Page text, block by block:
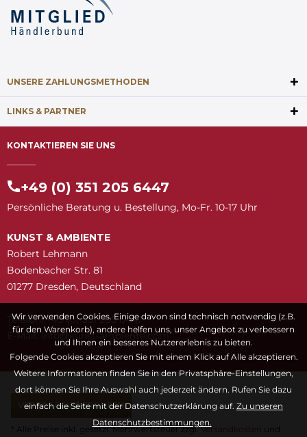
UNSERE ZAHLUNGSMETHODEN
LINKS & PARTNER
KONTAKTIEREN SIE UNS
+49 (0) 351 205 6447
Persönliche Beratung u. Bestellung, Mo-Fr. 10-17 Uhr
KUNST & AMBIENTE
Robert Lehmann
Bodenbacher Str. 81
01277 Dresden, Deutschland
Telefon: +49 (0) 351 205 6447
E-Mail:
moc.etneibma-t
snuk@ofni
VERTRAG WIDERRUFEN
* Alle Preise inkl. gesetzl. Mehrwertsteuer zzgl.Versandkosten und
Wir verwenden Cookies. Einige davon sind technisch notwendig (z.B.
für den Warenkorb), andere helfen uns, unser Angebot zu verbessern
und Ihnen ein besseres Nutzererlebnis zu bieten.
Folgende Cookies akzeptieren Sie mit einem Klick auf Alle akzeptieren.
Weitere Informationen finden Sie in den Privatsphäre-Einstellungen,
dort können Sie Ihre Auswahl auch jederzeit ändern. Rufen Sie dazu
einfach die Seite mit der Datenschutzerklärung auf. Zu unseren
Datenschutzbestimmungen.